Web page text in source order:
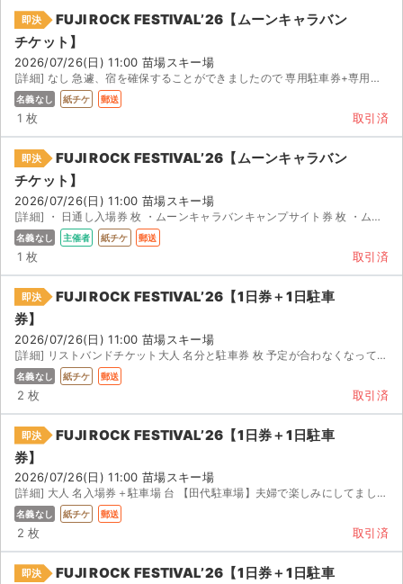
即決
FUJI ROCK FESTIVAL’26【ムーンキャラバン
チケット】
2026/07/26(日) 11:00 苗場スキー場
[詳細] なし 急遽、宿を確保することができましたので 専用駐車券+専用キャンプサイト券（リストバンド...
名義なし 紙チケ 郵送
1 枚 取引済
即決
FUJI ROCK FESTIVAL’26【ムーンキャラバン
チケット】
2026/07/26(日) 11:00 苗場スキー場
[詳細] ・ 日通し入場券 枚 ・ムーンキャラバンキャンプサイト券 枚 ・ムーンキャラバン駐車券 枚 ・...
名義なし 主催者 紙チケ 郵送
1 枚 取引済
即決
FUJI ROCK FESTIVAL’26【1日券＋1日駐車
券】
2026/07/26(日) 11:00 苗場スキー場
[詳細] リストバンドチケット大人 名分と駐車券 枚 予定が合わなくなってしまったため出品いたします。 ...
名義なし 紙チケ 郵送
2 枚 取引済
即決
FUJI ROCK FESTIVAL’26【1日券＋1日駐車
券】
2026/07/26(日) 11:00 苗場スキー場
[詳細] 大人 名入場券＋駐車場 台 【田代駐車場】夫婦で楽しみにしてましたが、家庭の事情で外出できなく...
名義なし 紙チケ 郵送
2 枚 取引済
即決
FUJI ROCK FESTIVAL’26【1日券＋1日駐車